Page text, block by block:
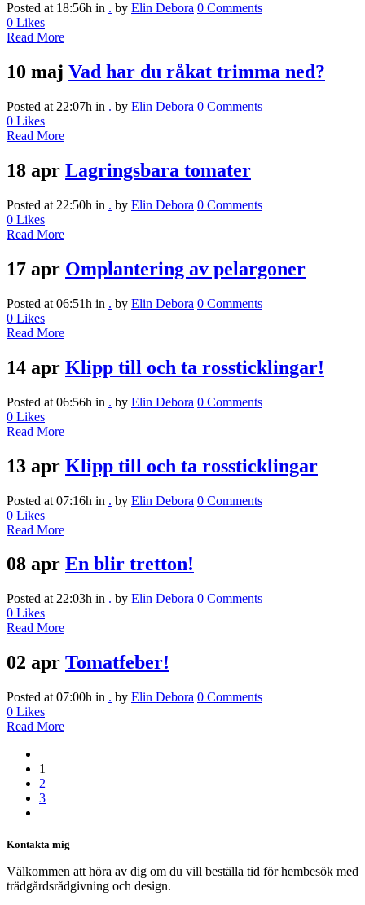
Posted at 18:56h in . by Elin Debora 0 Comments
0 Likes
Read More
10 maj Vad har du råkat trimma ned?
Posted at 22:07h in . by Elin Debora 0 Comments
0 Likes
Read More
18 apr Lagringsbara tomater
Posted at 22:50h in . by Elin Debora 0 Comments
0 Likes
Read More
17 apr Omplantering av pelargoner
Posted at 06:51h in . by Elin Debora 0 Comments
0 Likes
Read More
14 apr Klipp till och ta rossticklingar!
Posted at 06:56h in . by Elin Debora 0 Comments
0 Likes
Read More
13 apr Klipp till och ta rossticklingar
Posted at 07:16h in . by Elin Debora 0 Comments
0 Likes
Read More
08 apr En blir tretton!
Posted at 22:03h in . by Elin Debora 0 Comments
0 Likes
Read More
02 apr Tomatfeber!
Posted at 07:00h in . by Elin Debora 0 Comments
0 Likes
Read More
1
2
3
Kontakta mig
Välkommen att höra av dig om du vill beställa tid för hembesök med
trädgårdsrådgivning och design.